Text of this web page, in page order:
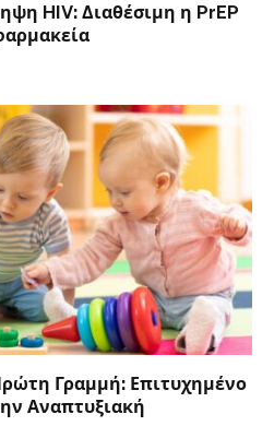
HIV: Διαθέσιμη η PrEP
Γραμμή: Επιτυχημένο
Αναπτυξιακή